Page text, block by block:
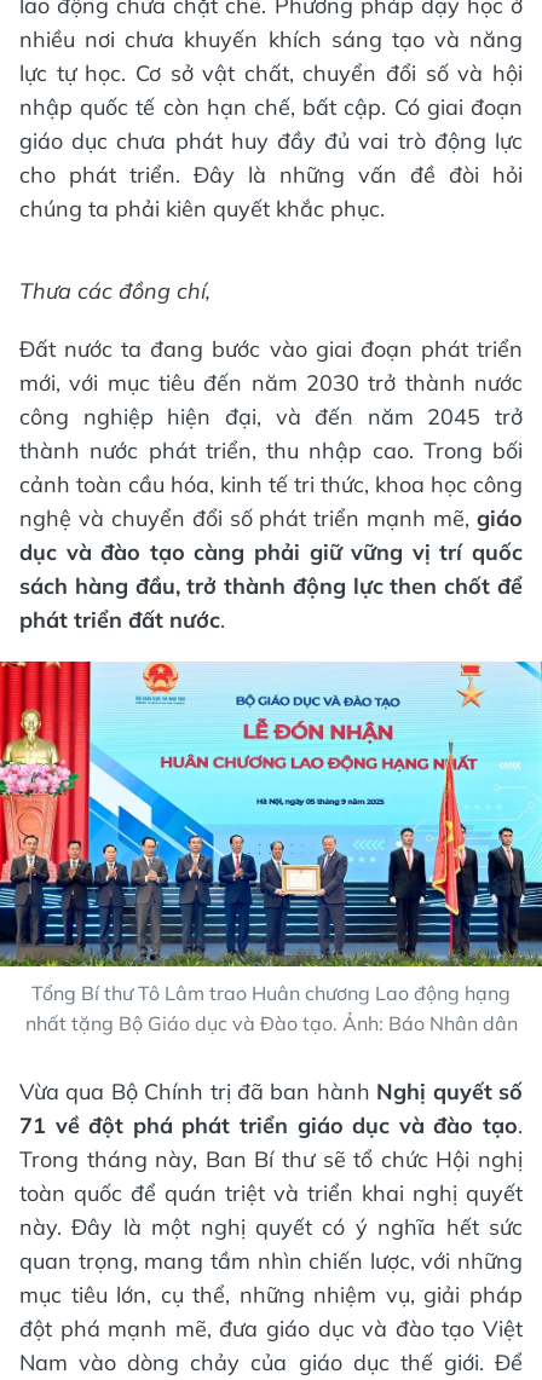
nhiều nơi chưa khuyến khích sáng tạo và năng
lực tự học. Cơ sở vật chất, chuyển đổi số và hội
nhập quốc tế còn hạn chế, bất cập. Có giai đoạn
giáo dục chưa phát huy đầy đủ vai trò động lực
cho phát triển. Đây là những vấn đề đòi hỏi
chúng ta phải kiên quyết khắc phục.
Thưa các đồng chí,
Đất nước ta đang bước vào giai đoạn phát triển
mới, với mục tiêu đến năm 2030 trở thành nước
công nghiệp hiện đại, và đến năm 2045 trở
thành nước phát triển, thu nhập cao. Trong bối
cảnh toàn cầu hóa, kinh tế tri thức, khoa học công
nghệ và chuyển đổi số phát triển mạnh mẽ, giáo
dục và đào tạo càng phải giữ vững vị trí quốc
sách hàng đầu, trở thành động lực then chốt để
phát triển đất nước.
Tổng Bí thư Tô Lâm trao Huân chương Lao động hạng
nhất tặng Bộ Giáo dục và Đào tạo. Ảnh: Báo Nhân dân
Vừa qua Bộ Chính trị đã ban hành Nghị quyết số
71 về đột phá phát triển giáo dục và đào tạo.
Trong tháng này, Ban Bí thư sẽ tổ chức Hội nghị
toàn quốc để quán triệt và triển khai nghị quyết
này. Đây là một nghị quyết có ý nghĩa hết sức
quan trọng, mang tầm nhìn chiến lược, với những
mục tiêu lớn, cụ thể, những nhiệm vụ, giải pháp
đột phá mạnh mẽ, đưa giáo dục và đào tạo Việt
Nam vào dòng chảy của giáo dục thế giới. Để